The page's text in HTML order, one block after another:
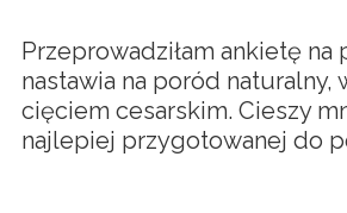
Przeprowadziłam ankietę
nastawia na poród
cięciem cesarskim. Cieszy
najlepiej przygotowanej do